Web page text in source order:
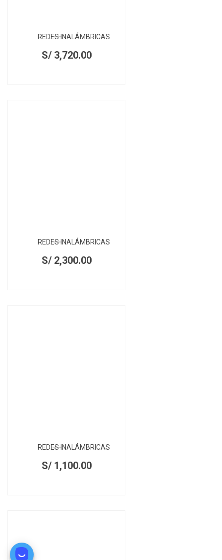
REDES INALÁMBRICAS
S/3,720.00
REDES INALÁMBRICAS
S/2,300.00
REDES INALÁMBRICAS
S/1,100.00